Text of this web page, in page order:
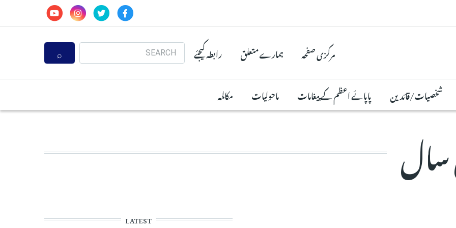
مرکزی صفحہ ہمارے متعلق رابطہ کیجئے
Search
شخصیات/قائدین پاپائے اعظم کے پیغامات ماحولیات مکالمہ
LATEST